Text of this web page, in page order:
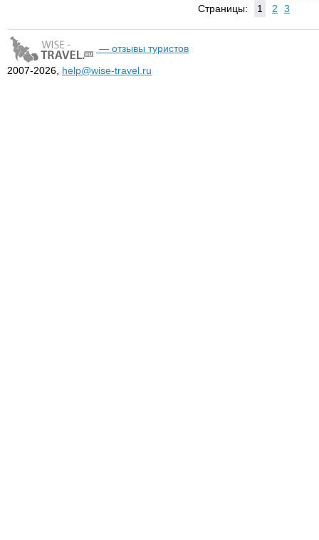
Страницы: 1 2 3
— отзывы туристов
2007-2026, help@wise-travel.ru